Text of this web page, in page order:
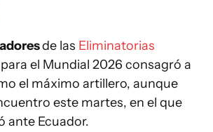
de las Eliminatorias
para el Mundial 2026 consagró a
el máximo artillero, aunque
este martes, en el que
ante Ecuador.